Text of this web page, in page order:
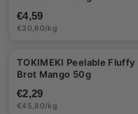
€4,59
€30,60/kg
TOKIMEKI Peelable Fluffy
Brot Mango 50g
€2,29
€45,80/kg